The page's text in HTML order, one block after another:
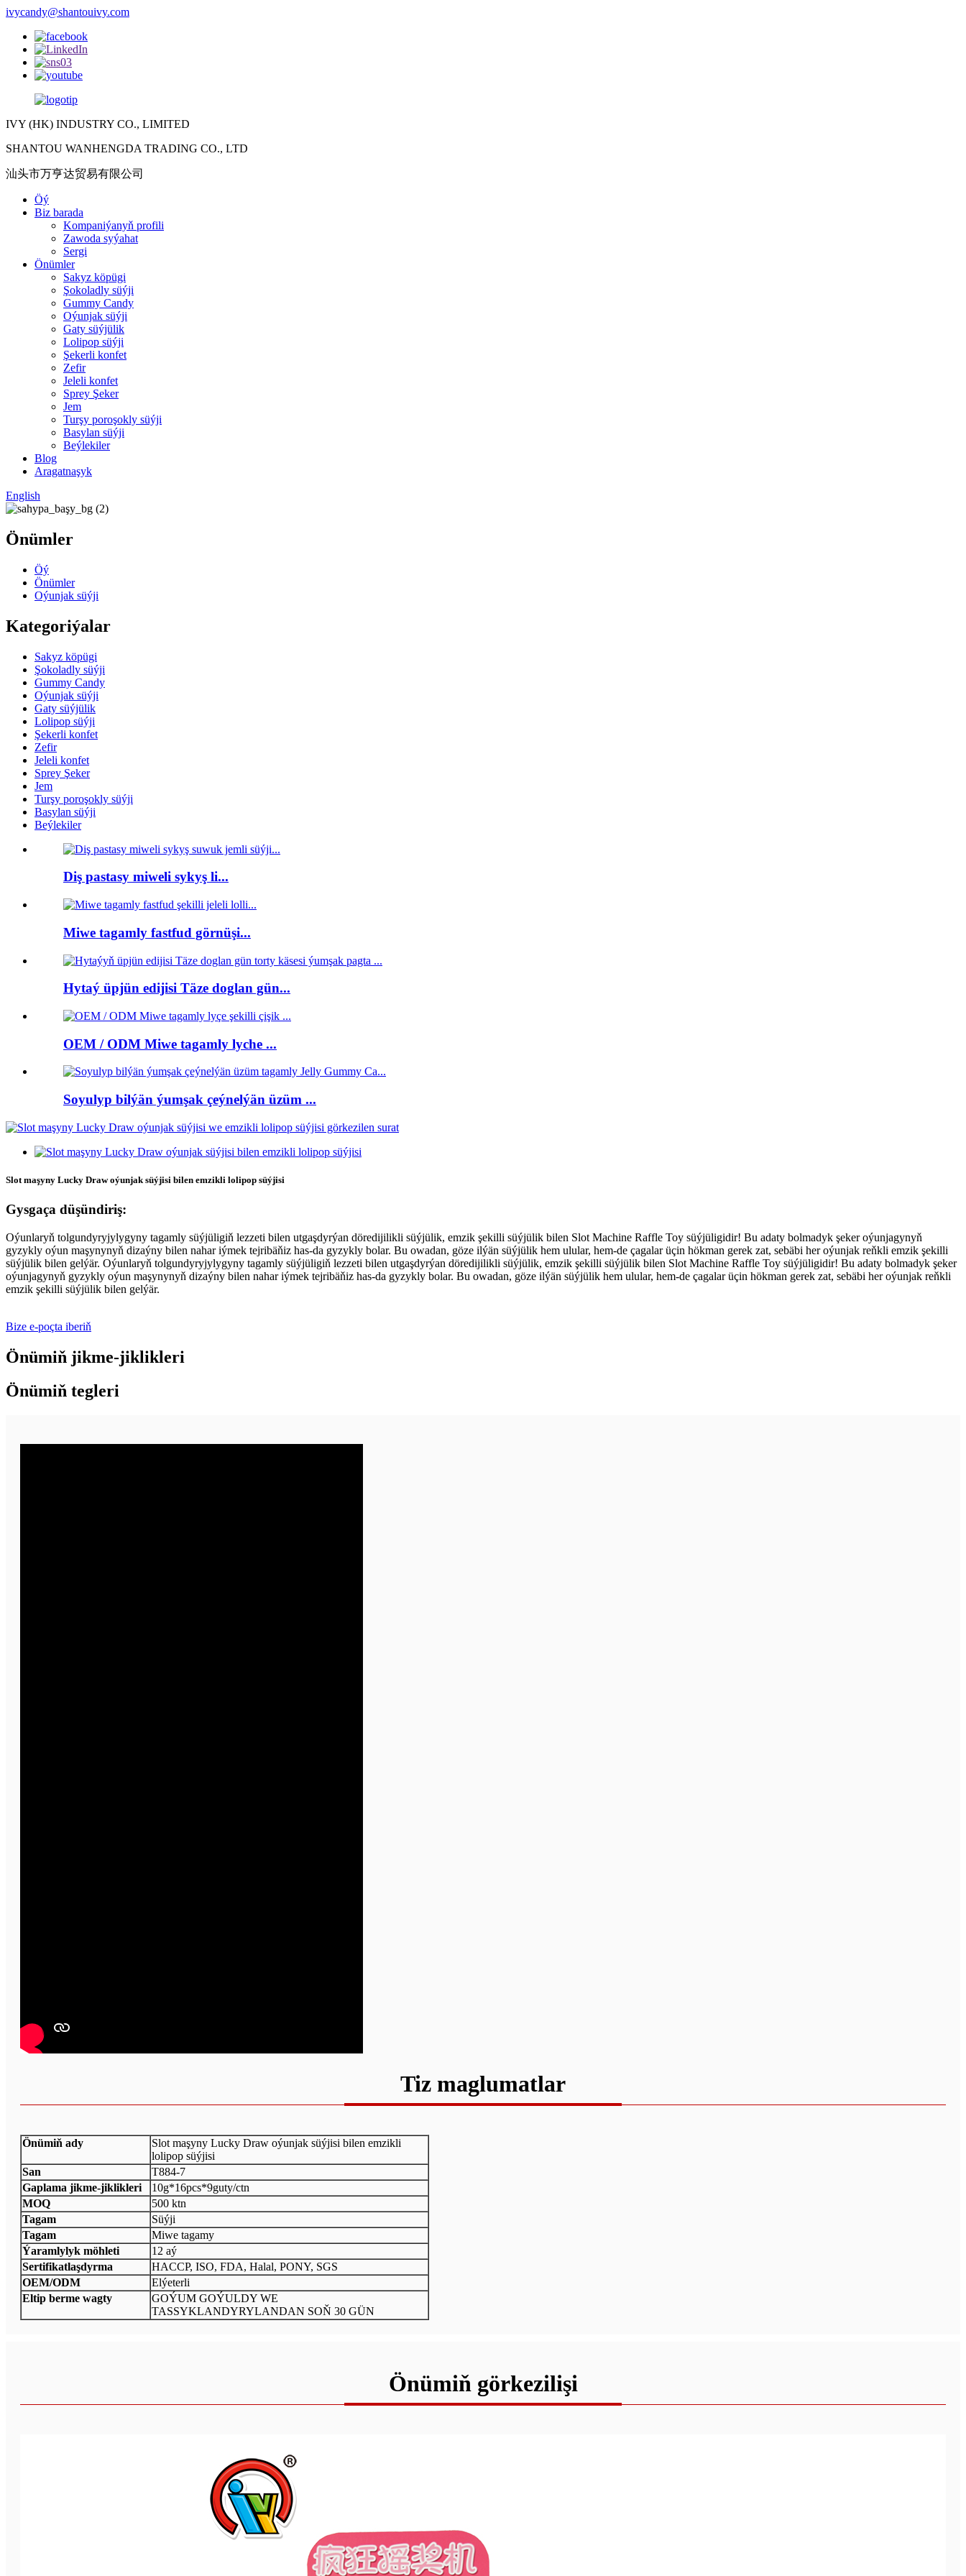
ivycandy@shantouivy.com
IVY (HK) INDUSTRY CO., LIMITED
SHANTOU WANHENGDA TRADING CO., LTD
汕头市万亨达贸易有限公司
Öý
Biz barada
Kompaniýanyň profili
Zawoda syýahat
Sergi
Önümler
Sakyz köpügi
Şokoladly süýji
Gummy Candy
Oýunjak süýji
Gaty süýjülik
Lolipop süýji
Şekerli konfet
Zefir
Jeleli konfet
Sprey Şeker
Jem
Turşy poroşokly süýji
Basylan süýji
Beýlekiler
Blog
Aragatnaşyk
English
Önümler
Öý
Önümler
Oýunjak süýji
Kategoriýalar
Sakyz köpügi
Şokoladly süýji
Gummy Candy
Oýunjak süýji
Gaty süýjülik
Lolipop süýji
Şekerli konfet
Zefir
Jeleli konfet
Sprey Şeker
Jem
Turşy poroşokly süýji
Basylan süýji
Beýlekiler
Diş pastasy miweli sykyş li...
Miwe tagamly fastfud görnüşi...
Hytaý üpjün edijisi Täze doglan gün...
OEM / ODM Miwe tagamly lyche ...
Soyulyp bilýän ýumşak çeýnelýän üzüm ...
Slot maşyny Lucky Draw oýunjak süýjisi bilen emzikli lolipop süýjisi
Gysgaça düşündiriş:
Oýunlaryň tolgundyryjylygyny tagamly süýjüligiň lezzeti bilen utgaşdyrýan döredijilikli süýjülik, emzik şekilli süýjülik bilen Slot Machine Raffle Toy süýjüligidir! Bu adaty bolmadyk şeker oýunjagynyň
gyzykly oýun maşynynyň dizaýny bilen nahar iýmek tejribäňiz has-da gyzykly bolar. Bu owadan, göze ilýän süýjülik hem ulular, hem-de çagalar üçin hökman gerek zat, sebäbi her oýunjak reňkli emzik şekilli
süýjülik bilen gelýär. Oýunlaryň tolgundyryjylygyny tagamly süýjüligiň lezzeti bilen utgaşdyrýan döredijilikli süýjülik, emzik şekilli süýjülik bilen Slot Machine Raffle Toy süýjüligidir! Bu adaty bolmadyk şeker
oýunjagynyň gyzykly oýun maşynynyň dizaýny bilen nahar iýmek tejribäňiz has-da gyzykly bolar. Bu owadan, göze ilýän süýjülik hem ulular, hem-de çagalar üçin hökman gerek zat, sebäbi her oýunjak reňkli
emzik şekilli süýjülik bilen gelýär.
Bize e-poçta iberiň
Önümiň jikme-jiklikleri
Önümiň tegleri
Tiz maglumatlar
Önümiň ady
Slot maşyny Lucky Draw oýunjak süýjisi bilen emzikli
lolipop süýjisi
San
T884-7
Gaplama jikme-jiklikleri
10g*16pcs*9guty/ctn
MOQ
500 ktn
Tagam
Süýji
Tagam
Miwe tagamy
Ýaramlylyk möhleti
12 aý
Sertifikatlaşdyrma
HACCP, ISO, FDA, Halal, PONY, SGS
OEM/ODM
Elýeterli
Eltip berme wagty
GOÝUM GOÝULDY WE
TASSYKLANDYRYLANDAN SOŇ 30 GÜN
Önümiň görkezilişi